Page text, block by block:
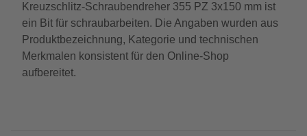
Kreuzschlitz-Schraubendreher 355 PZ 3x150 mm ist
ein Bit für schraubarbeiten. Die Angaben wurden aus
Produktbezeichnung, Kategorie und technischen
Merkmalen konsistent für den Online-Shop
aufbereitet.